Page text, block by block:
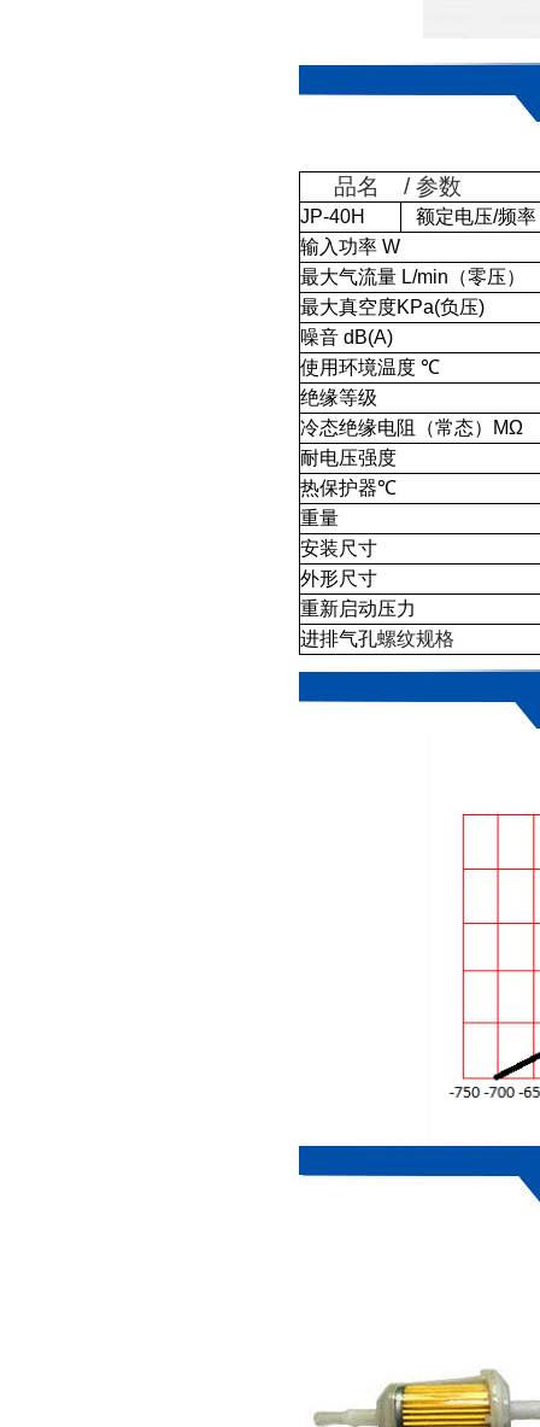
品名 /参数
JP-40H 额定电压/频率
输入功率 W
最大气流量 L/min （零压）
最大真空度KPa(负压)
噪音 dB(A)
使用环境温度 ℃
绝缘等级
冷态绝缘电阻（常态）
MΩ
耐电压强度
热保护器℃
重量
安装尺寸
外形尺寸
重新启动压力
进排气孔螺纹规格